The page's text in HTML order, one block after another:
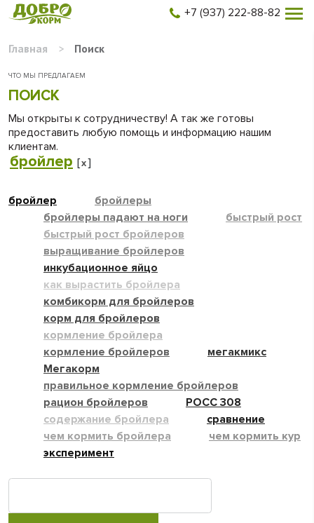
+7 (937) 222-88-82
Главная > Поиск
ЧТО МЫ ПРЕДЛАГАЕМ
ПОИСК
Мы открыты к сотрудничеству! А так же готовы
предоставить любую помощь и информацию нашим
клиентам.
бройлер [x]
бройлер
бройлеры
бройлеры падают на ноги
быстрый рост
быстрый рост бройлеров
выращивание бройлеров
инкубационное яйцо
как вырастить бройлера
комбикорм для бройлеров
корм для бройлеров
кормление бройлера
кормление бройлеров
мегакмикс
Мегакорм
правильное кормление бройлеров
рацион бройлеров
РОСС 308
содержание бройлера
сравнение
чем кормить бройлера
чем кормить кур
эксперимент